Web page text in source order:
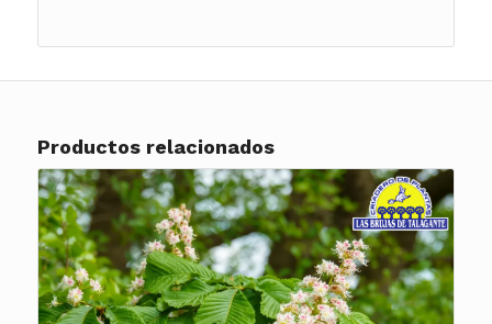
Productos relacionados